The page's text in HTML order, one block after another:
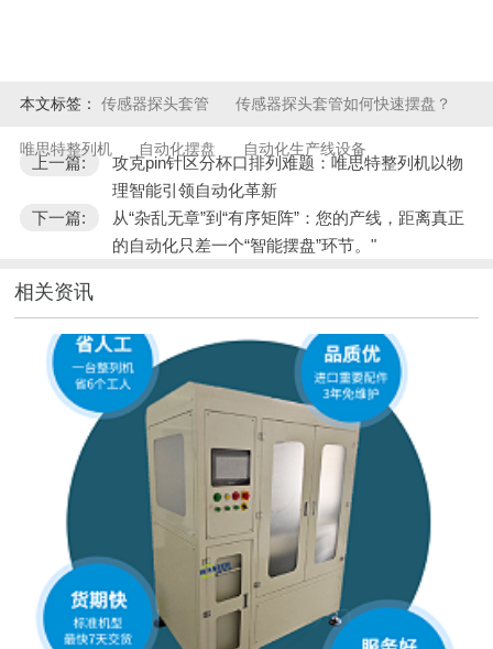
本文标签： 传感器探头套管 传感器探头套管如何快速摆盘？
唯思特整列机​ 自动化摆盘 自动化生产线设备
上一篇:
攻克pin针区分杯口排列难题：唯思特整列机以物
理智能引领自动化革新
下一篇:
从“杂乱无章”到“有序矩阵”：您的产线，距离真正
的自动化只差一个“智能摆盘”环节。"
相关资讯